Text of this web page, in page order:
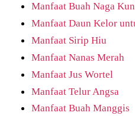
Manfaat Buah Naga
Manfaat Daun Kelor
Manfaat Sirip Hiu
Manfaat Nanas Merah
Manfaat Jus Wortel
Manfaat Telur Angsa
Manfaat Buah Manggis